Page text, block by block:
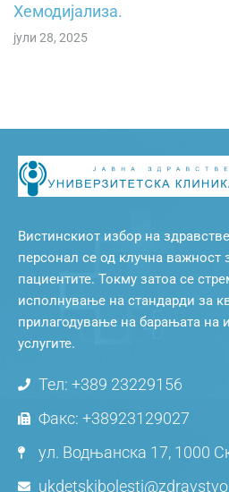
Хемодијализа.
јули 28, 2025
Вистинскиот избор на
персонал се од клучна важност
пациентите. Токму затоа се
исполнување на стандарди за
прилагодување на барањата на
услугите.
Тел: +389 23229156
Факс: +38923129027
ул. Водњанска 17, 1000